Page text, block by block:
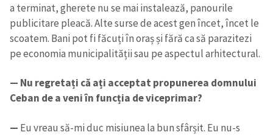
a terminat, gherete nu se mai instalează, panourile
publicitare pleacă. Alte surse de acest gen încet, încet le
scoatem. Bani pot fi făcuți în oraș și fără ca să parazitezi
pe economia municipalității sau pe aspectul arhitectural.
— Nu regretați că ați acceptat propunerea domnului
Ceban de a veni în funcția de viceprimar?
— Eu vreau să-mi duc misiunea la bun sfârșit. Eu nu-s